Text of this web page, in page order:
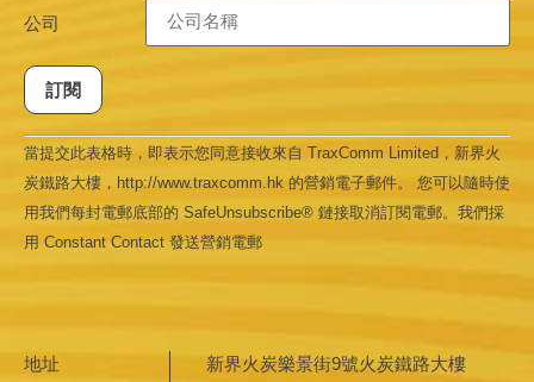
公司
Constant
Contact
Use.
Please
leave
this field
blank.
當提交此表格時，即表示您同意接收來自 TraxComm Limited，新界火
炭鐵路大樓，http://www.traxcomm.hk 的營銷電子郵件。 您可以隨時使
用我們每封電郵底部的 SafeUnsubscribe® 鏈接取消訂閱電郵。我們採
用 Constant Contact 發送營銷電郵
地址 新界火炭樂景街9號火炭鐵路大樓